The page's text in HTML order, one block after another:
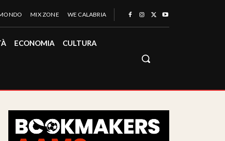
MIX ZONE WE CALABRIA
ECONOMIA CULTURA